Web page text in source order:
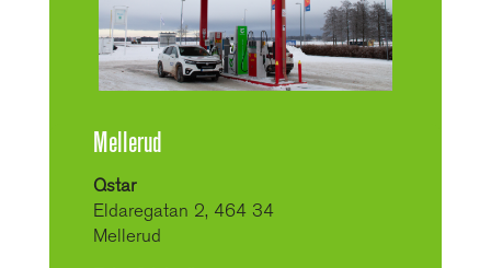
Mellerud
Qstar
Eldaregatan 2, 464 34
Mellerud